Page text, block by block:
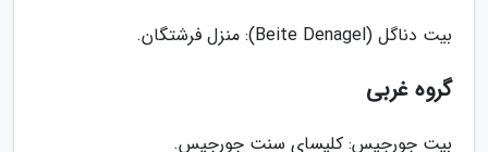
بیت دناگل (Beite Denagel): منزل فرشتگان.
گروه غربی
بیت جورجیس: کلیسای سنت جورجیس.